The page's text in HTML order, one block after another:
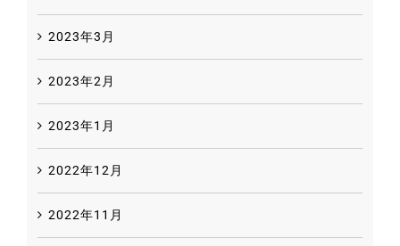
2023年3月
2023年2月
2023年1月
2022年12月
2022年11月